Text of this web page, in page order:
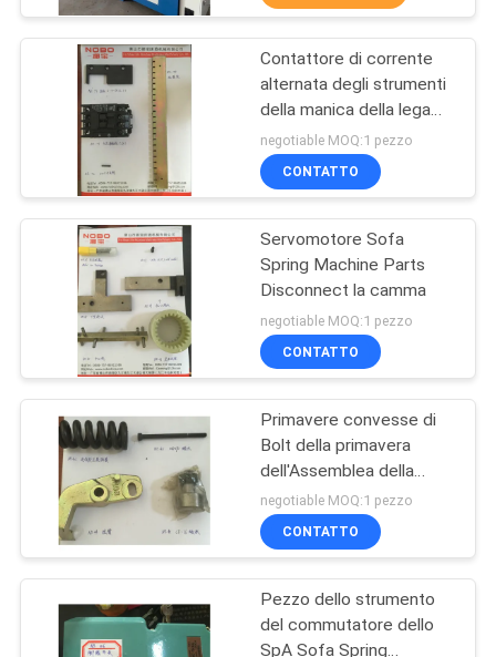
FATORY
CONTROLLO
QUALITÀ
CONTATTACI
NOTIZIE
TUTTI
CASI
VR
MAPPA
Macchina del bordo
del nastro del
materasso
20
Primavera del
materasso che fa
macchina
Macchina
dell'Assemblea della
primavera
Contattore di corrente
alternata degli strumenti
della manica della lega
del pezzo meccanico
dell'Assemblea della
primavera di Nobo
negotiable MOQ:1 pezzo
CONTATTO
Servomotore Sofa
Spring Machine Parts
Disconnect la camma
negotiable MOQ:1 pezzo
CONTATTO
Primavere convesse di
Bolt della primavera
dell'Assemblea della
macchina dei bilancieri su
ordinazione dei
cuscinetti
negotiable MOQ:1 pezzo
CONTATTO
Pezzo dello strumento
del commutatore dello
SpA Sofa Spring